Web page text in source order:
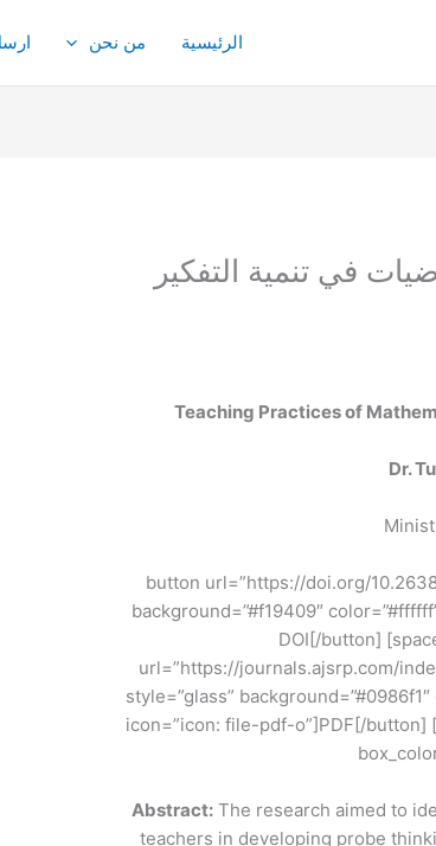
الرئيسية من نحن
في تنمية التفكير
Teaching Practices of
Dr.
[button url=”https://doi.org/
background=”#f19409″
dot-circle-o”]DOI[/
url=”https://journals.ajsrp.com/
style=”glass”
icon=”icon: file-pdf-o”]PDF[/button]
Abstract: The research aimed to
teachers in developing probe